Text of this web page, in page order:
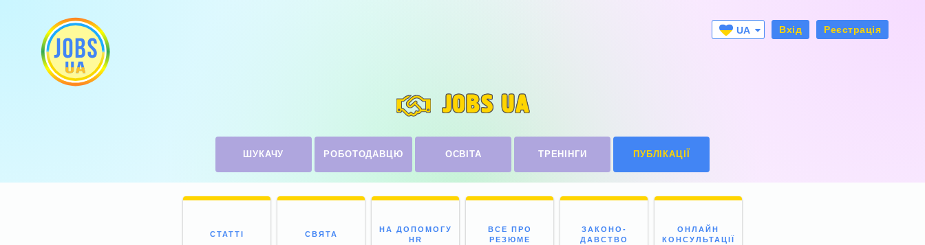
UA
Вхід Реєстрація
JOBS UA
ШУКАЧУ РОБОТОДАВЦЮ ОСВІТА ТРЕНІНГИ ПУБЛІКАЦІЇ
СТАТТІ СВЯТА
НА ДОПОМОГУ
HR
ВСЕ ПРО
РЕЗЮМЕ
ЗАКОНО-
ДАВСТВО
ОНЛАЙН
КОНСУЛЬТАЦІЇ